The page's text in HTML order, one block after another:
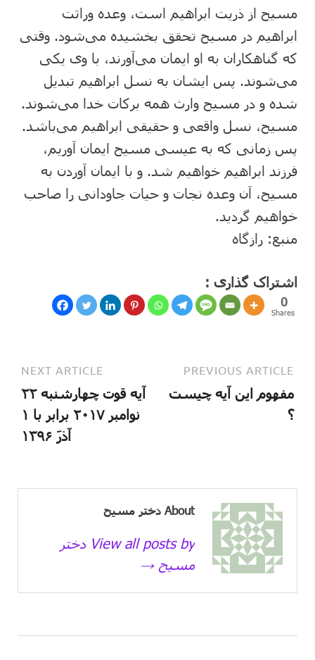
مسیح از ذریت ابراهیم است، وعده وراثت
ابراهیم در مسیح تحقق بخشیده می‌شود. وقتی
که گناهکاران به او ایمان می‌آورند، با وی یکی
می‌شوند. پس ایشان به نسل ابراهیم تبدیل
شده و در مسیح وارث همه برکات خدا می‌شوند.
مسیح، نسل واقعی و حقیقی ابراهیم می‌باشد.
پس زمانی که به عیسی مسیح ایمان آوریم،
فرزند ابراهیم خواهیم شد. و با ایمان آوردن به
مسیح، آن وعده نجات و حیات جاودانی را صاحب
خواهیم گردید.
منبع: رازگاه
اشتراک گذاری :
0
Shares
PREVIOUS ARTICLE
مفهوم این آیه چیست
؟
NEXT ARTICLE
آیه قوت چهارشنبه ۲۲
نوامبر ۲۰۱۷ برابر با ۱
آذرَ ۱۳۹۶
About دختر مسیح
View all posts by دختر
مسیح →